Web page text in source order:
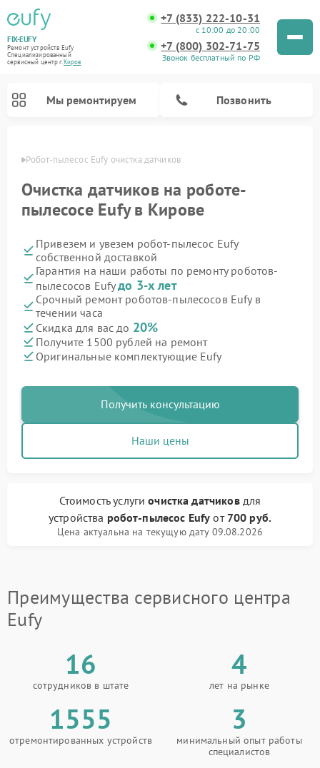
FIX-EUFY
Ремонт устройств Eufy
Специализированный
cервисный центр г.Киров
+7 (833) 222-10-31
с 10:00 до 20:00
+7 (800) 302-71-75
Звонок бесплатный по РФ
Мы ремонтируем Позвонить
Робот-пылесос Eufy очистка датчиков
Очистка датчиков на роботе-
пылесосе Eufy в Кирове
Привезем и увезем робот-пылесос Eufy
собственной доставкой
Гарантия на наши работы по ремонту роботов-
пылесосов Eufyдо 3-х лет
Срочный ремонт роботов-пылесосов Eufy в
течении часа
Скидка для вас до 20%
Получите 1500 рублей на ремонт
Оригинальные комплектующие Eufy
Получить консультацию
Наши цены
Стоимость услугиочистка датчиковдля
устройства робот-пылесос Eufy от 700 руб.
Цена актуальна на текущую дату 09.08.2026
Преимущества сервисного центра
Eufy
16
сотрудников в штате
4
лет на рынке
1555
отремонтированных устройств
3
минимальный опыт работы
специалистов